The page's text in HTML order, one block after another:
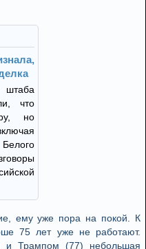
штаба
что
но
ему уже пора на покой. К
75 лет уже не работают.
Трампом (77) небольшая